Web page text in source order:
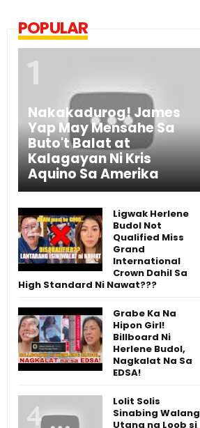
POPULAR
Nakakadurog! James
Yap May Mensahe Sa
Buto't Balat at
Kalagayan Ni Kris
Aquino Sa Amerika
Ligwak Herlene
Budol Not
Qualified Miss
Grand
International
Crown Dahil Sa
High Standard Ni Nawat???
Grabe Ka Na
Hipon Girl!
Billboard Ni
Herlene Budol,
Nagkalat Na Sa
EDSA!
Lolit Solis
Sinabing Walang
Utang na Loob si